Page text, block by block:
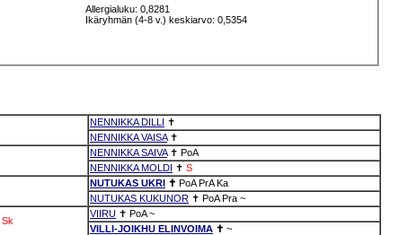
Allergialuku: 0,8281
Ikäryhmän (4-8 v.) keskiarvo: 0,5354
NENNIKKA DILLI ✝
NENNIKKA VAISA✝
NENNIKKA SAIVA✝ PoA
NENNIKKA MOLDI ✝ S
NUTUKAS UKRI ✝ PoA PrA Ka
NUTUKAS KUKUNOR ✝ PoA Pra ~
Sk
VIIRU ✝ PoA ~
VILLI-JOIKHU ELINVOIMA ✝ ~